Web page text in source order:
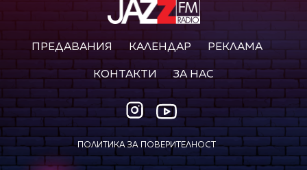
ПРЕДАВАНИЯ КАЛЕНДАР РЕКЛАМА
КОНТАКТИ ЗА НАС
ПОЛИТИКА ЗА ПОВЕРИТЕЛНОСТ